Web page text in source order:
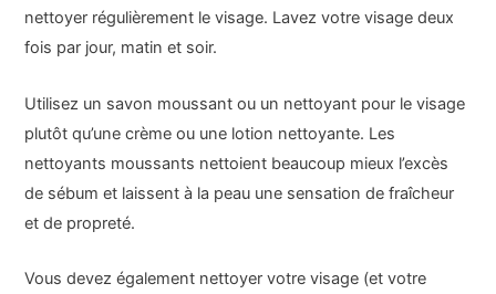
nettoyer régulièrement le visage. Lavez votre visage deux
fois par jour, matin et soir.
Utilisez un savon moussant ou un nettoyant pour le visage
plutôt qu’une crème ou une lotion nettoyante. Les
nettoyants moussants nettoient beaucoup mieux l’excès
de sébum et laissent à la peau une sensation de fraîcheur
et de propreté.
Vous devez également nettoyer votre visage (et votre